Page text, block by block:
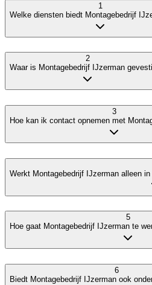
1
Welke diensten biedt Montagebedrijf
2
Waar is Montagebedrijf IJzerman
3
Hoe kan ik contact opnemen met
Werkt Montagebedrijf IJzerman alleen
5
Hoe gaat Montagebedrijf IJzerman te
6
Biedt Montagebedrijf IJzerman ook